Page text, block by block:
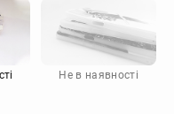
Не в наявності